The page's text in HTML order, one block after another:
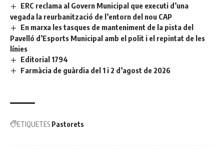
ERC reclama al Govern Municipal que executi d’una
vegada la reurbanització de l’entorn del nou CAP
En marxa les tasques de manteniment de la pista del
Pavelló d’Esports Municipal amb el polit i el repintat de les
línies
Editorial 1794
Farmàcia de guàrdia del 1 i 2 d’agost de 2026
ETIQUETES Pastorets